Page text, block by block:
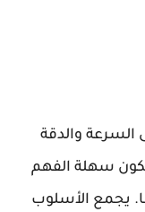
السرعة والدقة
سهلة الفهم
يجمع الأسلوب